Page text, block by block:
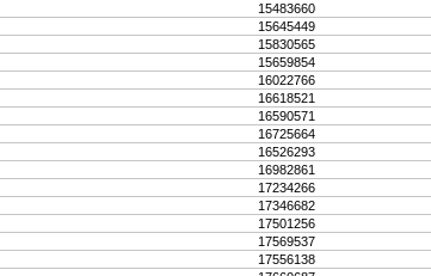
15483660
15645449
15830565
15659854
16022766
16618521
16590571
16725664
16526293
16982861
17234266
17346682
17501256
17569537
17556138